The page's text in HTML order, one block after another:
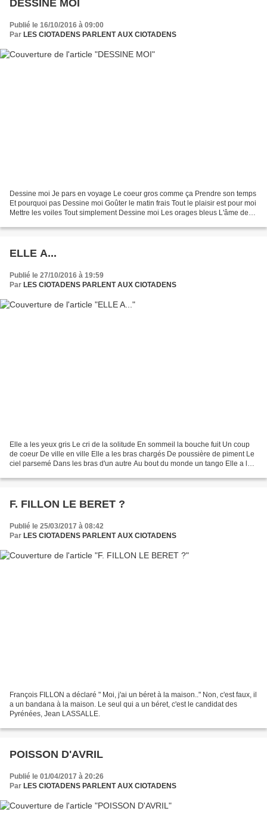
DESSINE MOI
Publié le 16/10/2016 à 09:00
Par LES CIOTADENS PARLENT AUX CIOTADENS
Dessine moi Je pars en voyage Le coeur gros comme ça Prendre son temps
Et pourquoi pas Dessine moi Goûter le matin frais Tout le plaisir est pour moi
Mettre les voiles Tout simplement Dessine moi Les orages bleus L'âme des
ELLE A...
Publié le 27/10/2016 à 19:59
Par LES CIOTADENS PARLENT AUX CIOTADENS
Elle a les yeux gris Le cri de la solitude En sommeil la bouche fuit Un coup
de coeur De ville en ville Elle a les bras chargés De poussière de piment Le
ciel parsemé Dans les bras d'un autre Au bout du monde un tango Elle a le
F. FILLON LE BERET ?
Publié le 25/03/2017 à 08:42
Par LES CIOTADENS PARLENT AUX CIOTADENS
François FILLON a déclaré " Moi, j'ai un béret à la maison.." Non, c'est faux, il
a un bandana à la maison. Le seul qui a un béret, c'est le candidat des
Pyrénées, Jean LASSALLE.
POISSON D'AVRIL
Publié le 01/04/2017 à 20:26
Par LES CIOTADENS PARLENT AUX CIOTADENS